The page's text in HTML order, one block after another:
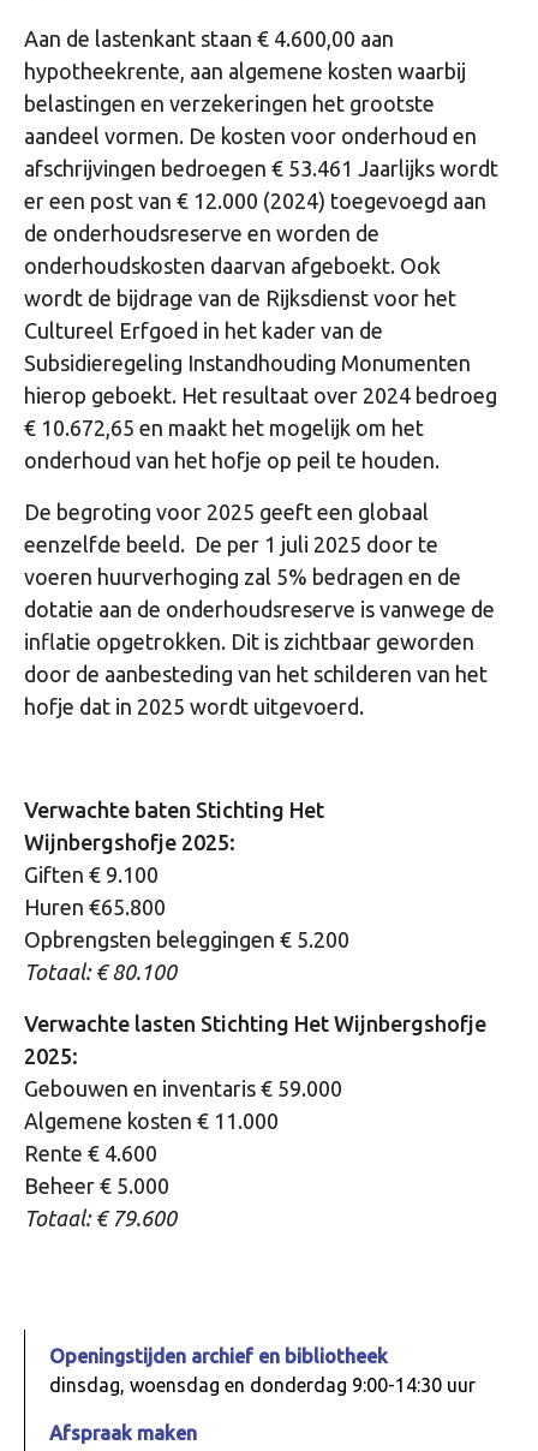
Aan de lastenkant staan € 4.600,00 aan
hypotheekrente, aan algemene kosten waarbij
belastingen en verzekeringen het grootste
aandeel vormen. De kosten voor onderhoud en
afschrijvingen bedroegen € 53.461 Jaarlijks wordt
er een post van € 12.000 (2024) toegevoegd aan
de onderhoudsreserve en worden de
onderhoudskosten daarvan afgeboekt. Ook
wordt de bijdrage van de Rijksdienst voor het
Cultureel Erfgoed in het kader van de
Subsidieregeling Instandhouding Monumenten
hierop geboekt. Het resultaat over 2024 bedroeg
€ 10.672,65 en maakt het mogelijk om het
onderhoud van het hofje op peil te houden.
De begroting voor 2025 geeft een globaal
eenzelfde beeld. De per 1 juli 2025 door te
voeren huurverhoging zal 5% bedragen en de
dotatie aan de onderhoudsreserve is vanwege de
inflatie opgetrokken. Dit is zichtbaar geworden
door de aanbesteding van het schilderen van het
hofje dat in 2025 wordt uitgevoerd.
Verwachte baten Stichting Het
Wijnbergshofje 2025:
Giften € 9.100
Huren €65.800
Opbrengsten beleggingen € 5.200
Totaal: € 80.100
Verwachte lasten Stichting Het Wijnbergshofje
2025:
Gebouwen en inventaris € 59.000
Algemene kosten € 11.000
Rente € 4.600
Beheer € 5.000
Totaal: € 79.600
Openingstijden archief en bibliotheek
dinsdag, woensdag en donderdag 9:00-14:30 uur
Afspraak maken